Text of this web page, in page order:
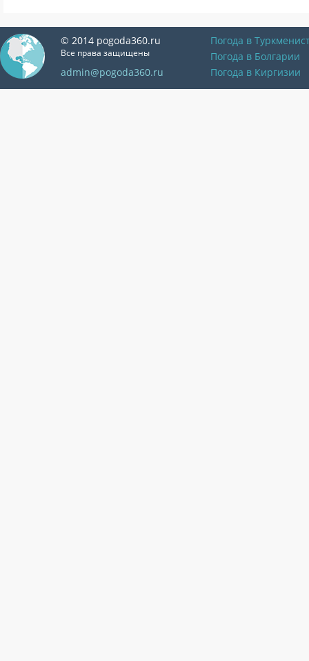
© 2014 pogoda360.ru
Все права защищены
admin@pogoda360.ru
Погода в
Погода в Болгарии
Погода в Киргизии